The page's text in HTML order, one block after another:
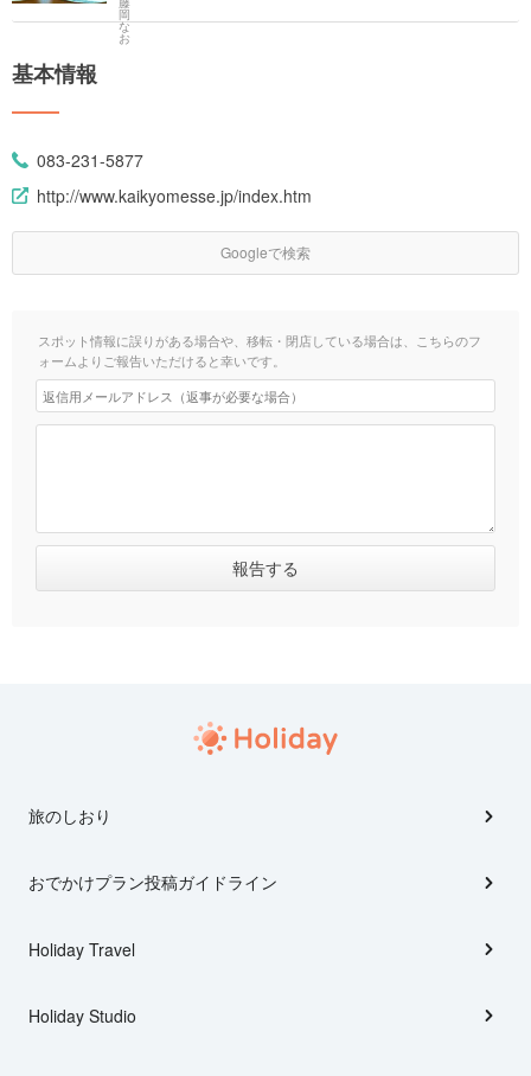
基本情報
083-231-5877
http://www.kaikyomesse.jp/index.htm
Googleで検索
スポット情報に誤りがある場合や、移転・閉店している場合は、こちらのフ
ォームよりご報告いただけると幸いです。
旅のしおり
おでかけプラン投稿ガイドライン
Holiday Travel
Holiday Studio